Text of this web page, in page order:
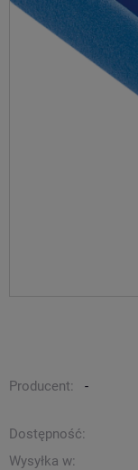
Producent: -
Dostępność:
Wysyłka w: